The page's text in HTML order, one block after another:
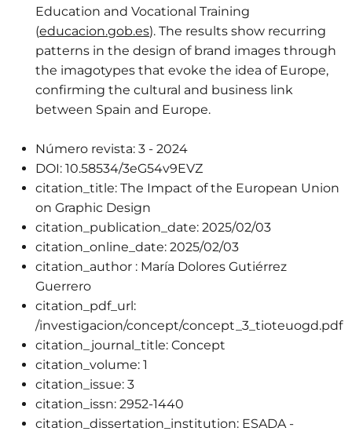
Education and Vocational Training
(educacion.gob.es). The results show recurring
patterns in the design of brand images through
the imagotypes that evoke the idea of Europe,
confirming the cultural and business link
between Spain and Europe.
Número revista: 3 - 2024
DOI: 10.58534/3eG54v9EVZ
citation_title: The Impact of the European Union
on Graphic Design
citation_publication_date: 2025/02/03
citation_online_date: 2025/02/03
citation_author : María Dolores Gutiérrez
Guerrero
citation_pdf_url:
/investigacion/concept/concept_3_tioteuogd.pdf
citation_journal_title: Concept
citation_volume: 1
citation_issue: 3
citation_issn: 2952-1440
citation_dissertation_institution: ESADA -